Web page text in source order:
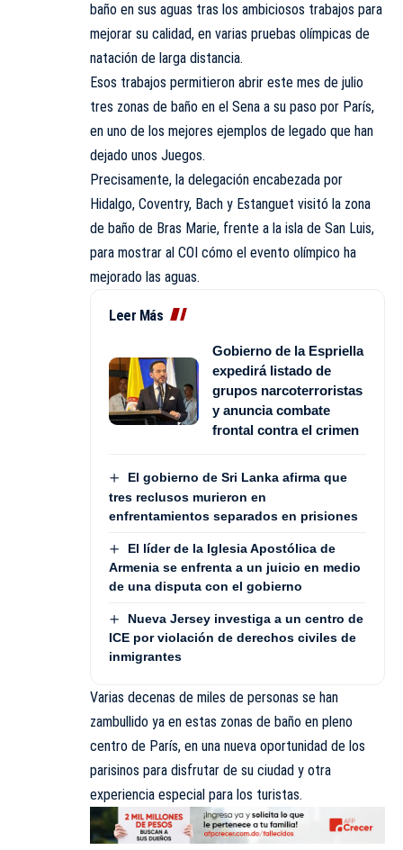
baño en sus aguas tras los ambiciosos trabajos para
mejorar su calidad, en varias pruebas olímpicas de
natación de larga distancia.
Esos trabajos permitieron abrir este mes de julio
tres zonas de baño en el Sena a su paso por París,
en uno de los mejores ejemplos de legado que han
dejado unos Juegos.
Precisamente, la delegación encabezada por
Hidalgo, Coventry, Bach y Estanguet visitó la zona
de baño de Bras Marie, frente a la isla de San Luis,
para mostrar al COI cómo el evento olímpico ha
mejorado las aguas.
Leer Más
Gobierno de la Espriella
expedirá listado de
grupos narcoterroristas
y anuncia combate
frontal contra el crimen
El gobierno de Sri Lanka afirma que
tres reclusos murieron en
enfrentamientos separados en prisiones
El líder de la Iglesia Apostólica de
Armenia se enfrenta a un juicio en medio
de una disputa con el gobierno
Nueva Jersey investiga a un centro de
ICE por violación de derechos civiles de
inmigrantes
Varias decenas de miles de personas se han
zambullido ya en estas zonas de baño en pleno
centro de París, en una nueva oportunidad de los
parisinos para disfrutar de su ciudad y otra
experiencia especial para los turistas.